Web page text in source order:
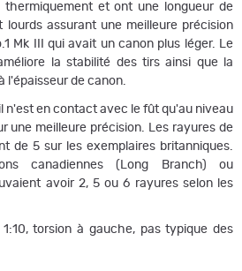
thermiquement et ont une longueur de
assurant une meilleure précision
Mk III qui avait un canon plus léger. Le
la stabilité des tirs ainsi que la
l'épaisseur de canon.
n'est en contact avec le fût qu'au niveau
une meilleure précision. Les rayures de
de 5 sur les exemplaires britanniques.
canadiennes (Long Branch) ou
avoir 2, 5 ou 6 rayures selon les
torsion à gauche, pas typique des